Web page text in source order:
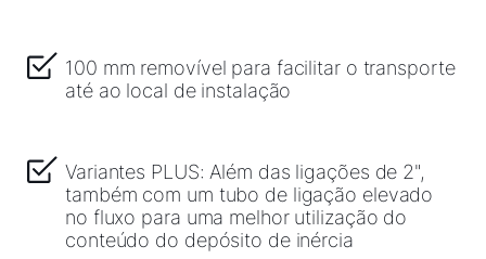
100 mm removível para facilitar o transporte
até ao local de instalação
Variantes PLUS: Além das ligações de 2",
também com um tubo de ligação elevado
no fluxo para uma melhor utilização do
conteúdo do depósito de inércia